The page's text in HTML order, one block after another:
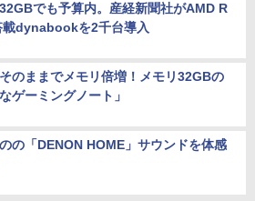
でも予算内。産経新聞社がAMD R
dynabookを2千台導入
のままでメモリ倍増！メモリ32GBの
なゲーミングノート」
の「DENON HOME」サウンドを体感